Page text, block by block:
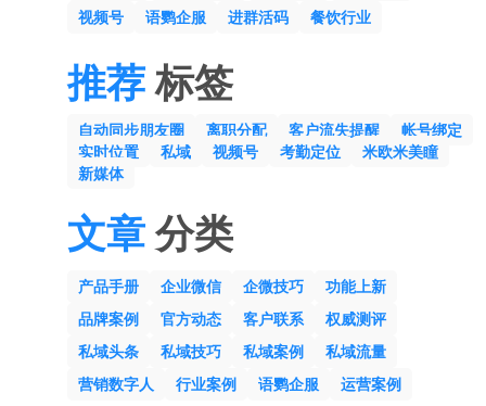
视频号
语鹦企服 进群活码 餐饮行业
推荐标签
自动同步朋友圈 离职分配 客户流失提醒
帐号绑定
实时位置
私域 视频号 考勤定位
米欧米美瞳
新媒体
文章分类
产品手册 企业微信 企微技巧
功能上新
品牌案例
官方动态 客户联系
权威测评
私域头条
私域技巧 私域案例
私域流量
营销数字人
行业案例 语鹦企服 运营案例